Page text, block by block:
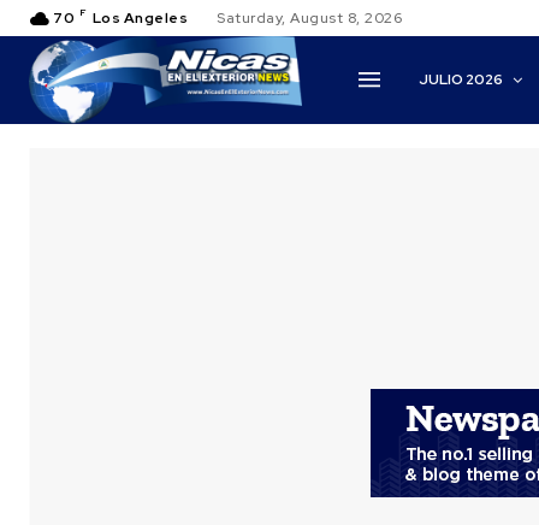
70 F Los Angeles Saturday, August 8, 2026
JULIO 2026